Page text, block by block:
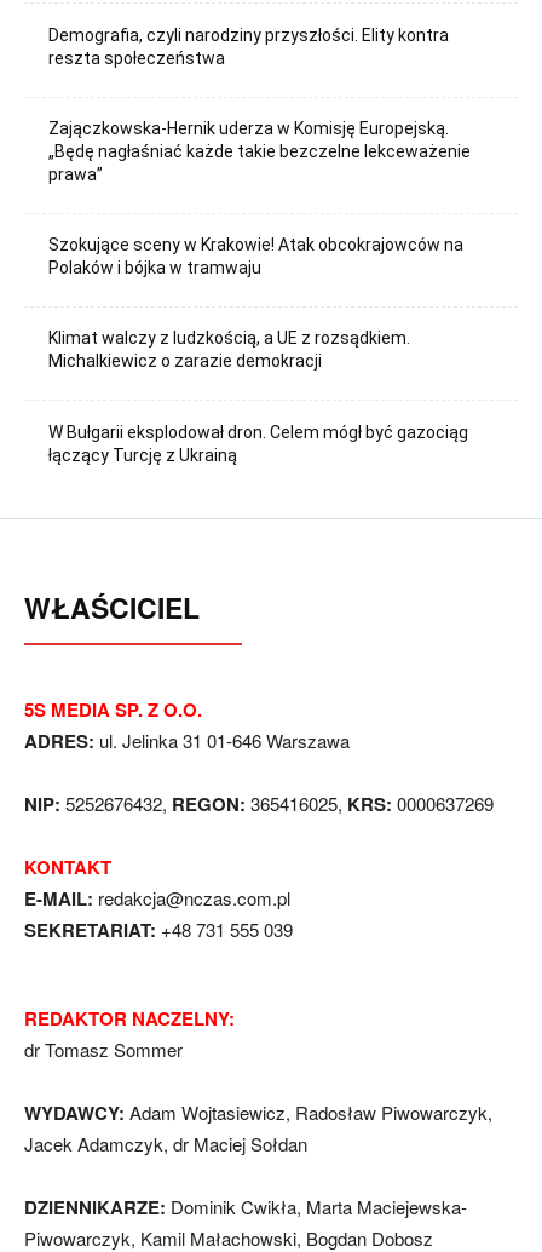
Demografia, czyli narodziny przyszłości. Elity kontra
reszta społeczeństwa
Zajączkowska-Hernik uderza w Komisję Europejską.
„Będę nagłaśniać każde takie bezczelne lekceważenie
prawa”
Szokujące sceny w Krakowie! Atak obcokrajowców na
Polaków i bójka w tramwaju
Klimat walczy z ludzkością, a UE z rozsądkiem.
Michalkiewicz o zarazie demokracji
W Bułgarii eksplodował dron. Celem mógł być gazociąg
łączący Turcję z Ukrainą
WŁAŚCICIEL
5S MEDIA SP. Z O.O.
ADRES: ul. Jelinka 31 01-646 Warszawa
NIP: 5252676432, REGON: 365416025, KRS: 0000637269
KONTAKT
E-MAIL: redakcja@nczas.com.pl
SEKRETARIAT: +48 731 555 039
REDAKTOR NACZELNY:
dr Tomasz Sommer
WYDAWCY: Adam Wojtasiewicz, Radosław Piwowarczyk,
Jacek Adamczyk, dr Maciej Sołdan
DZIENNIKARZE: Dominik Cwikła, Marta Maciejewska-
Piwowarczyk, Kamil Małachowski, Bogdan Dobosz